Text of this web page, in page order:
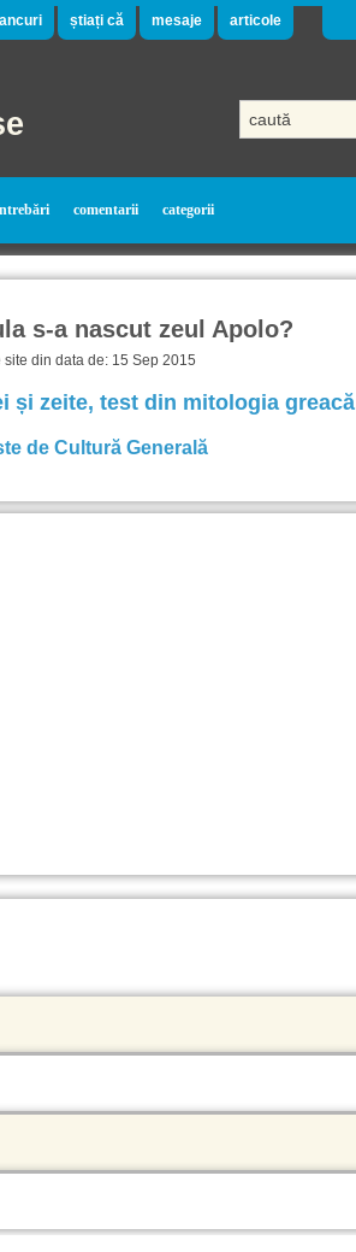
știați că mesaje articole
comentarii categorii
s-a nascut zeul Apolo?
site din data de: 15 Sep 2015
și zeite, test din mitologia greacă
de Cultură Generală